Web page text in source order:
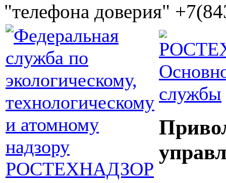
"телефона доверия"
службы